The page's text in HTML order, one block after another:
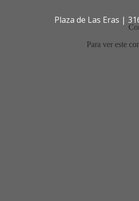
Plaza de Las Eras |